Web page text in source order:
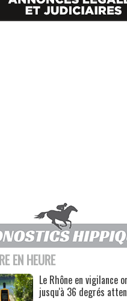
EN HEURE
Le Rhône en vigilance
jusqu'à 36 degrés